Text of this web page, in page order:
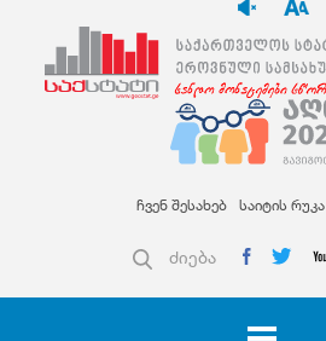
ჩვენ შესახებ საიტის რუკა
ძიება